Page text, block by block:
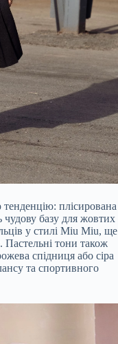
плісирована
базу для жовтих
у стилі Miu Miu, ще
Пастельні тони також
спідниця або сіра
та спортивного